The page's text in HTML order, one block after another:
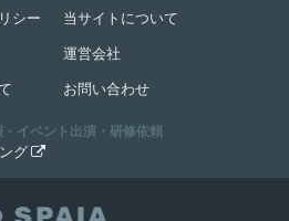
シー 当サイトについて
運営会社
お問い合わせ
イベント出演・研修依頼
グ